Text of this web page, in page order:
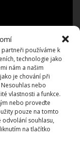
partneři používáme k
technologie jako
nám a našim
je chování při
nebo
vlastnosti a funkce.
nebo proveďte
pouze na tomto
odvolání souhlasu,
na tlačítko
Anne se
na ně
dřevo. A ty